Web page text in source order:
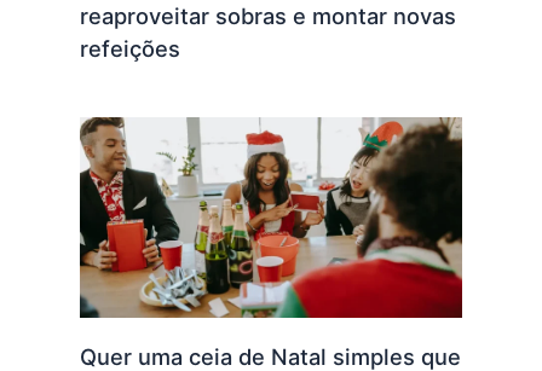
reaproveitar sobras e montar novas
refeições
Quer uma ceia de Natal simples que